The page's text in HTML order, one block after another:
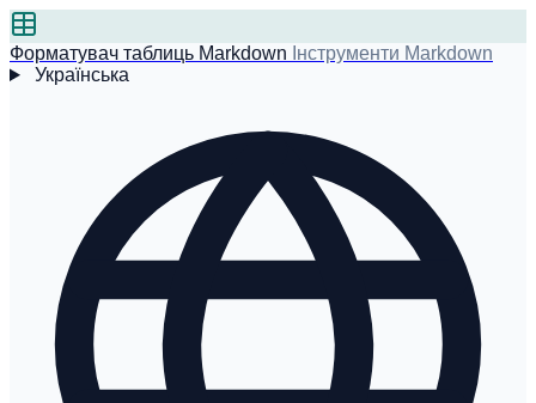
Форматувач таблиць Markdown Інструменти Markdown
Українська